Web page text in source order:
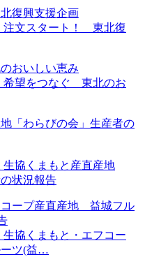
注文スタート！ 東北復
希望をつなぐ 東北のお
生協くまもと産直産地
状況報告
生協くまもと・エフコー
ツ(益…